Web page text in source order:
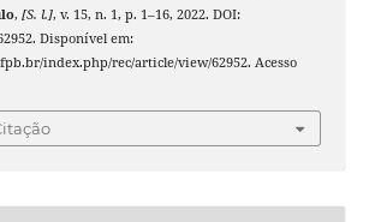
, [S. l.], v. 15, n. 1, p. 1–16, 2022. DOI:
Disponível em:
index.php/rec/article/view/62952. Acesso